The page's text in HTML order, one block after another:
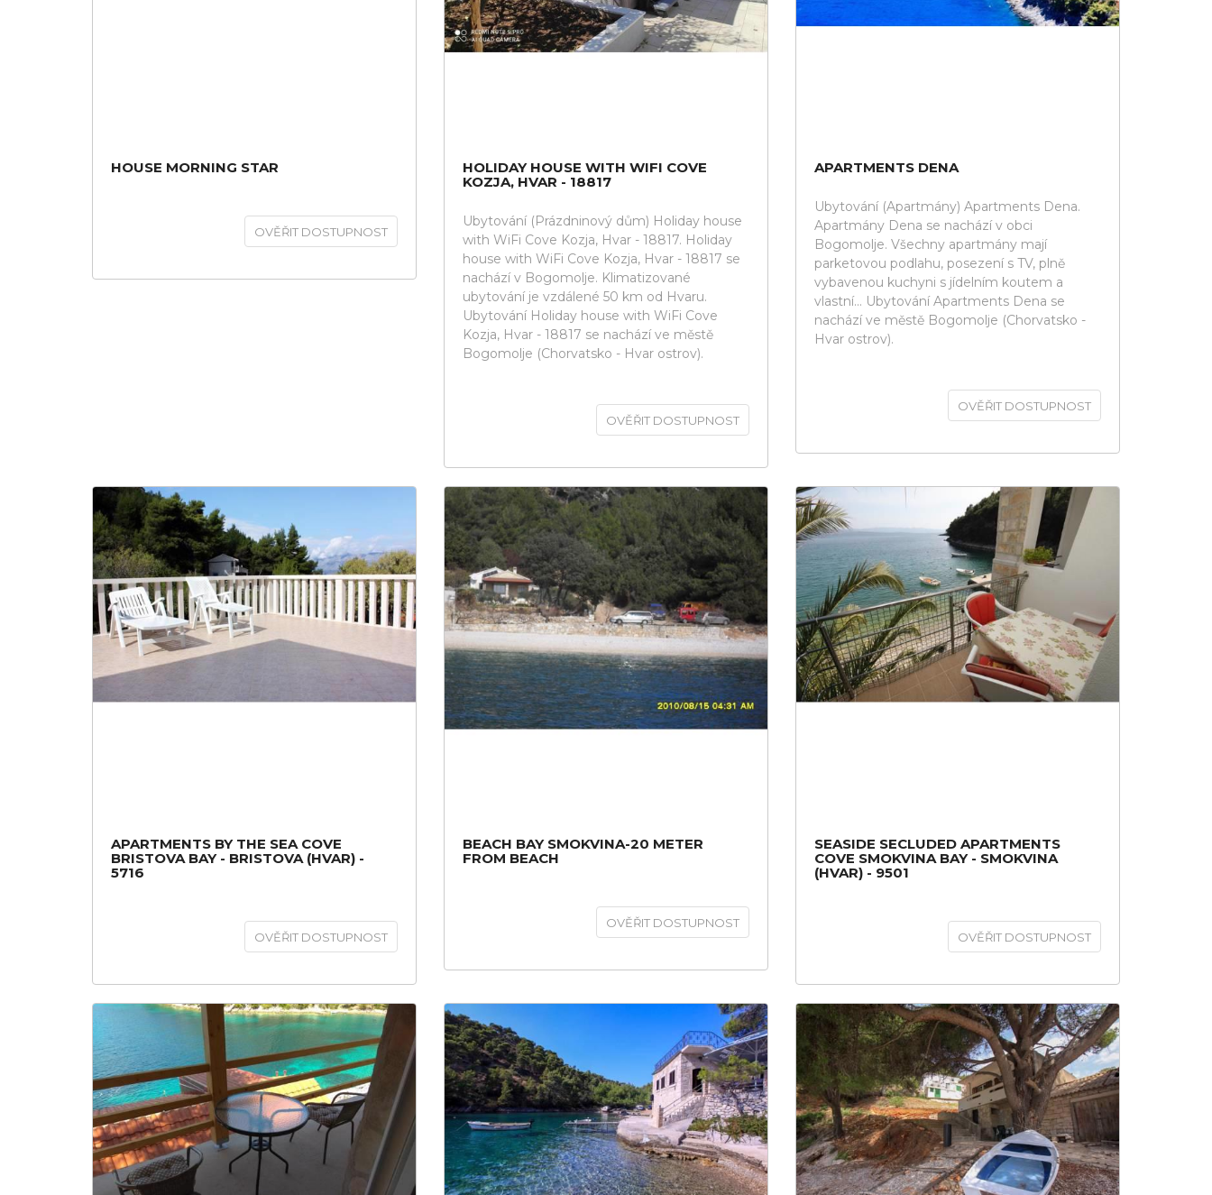
HOUSE MORNING STAR
OVĚŘIT DOSTUPNOST
HOLIDAY HOUSE WITH WIFI COVE
KOZJA, HVAR - 18817
Ubytování (Prázdninový dům) Holiday house
with WiFi Cove Kozja, Hvar - 18817. Holiday
house with WiFi Cove Kozja, Hvar - 18817 se
nachází v Bogomolje. Klimatizované
ubytování je vzdálené 50 km od Hvaru.
Ubytování Holiday house with WiFi Cove
Kozja, Hvar - 18817 se nachází ve městě
Bogomolje (Chorvatsko - Hvar ostrov).
OVĚŘIT DOSTUPNOST
APARTMENTS DENA
Ubytování (Apartmány) Apartments Dena.
Apartmány Dena se nachází v obci
Bogomolje. Všechny apartmány mají
parketovou podlahu, posezení s TV, plně
vybavenou kuchyni s jídelním koutem a
vlastní... Ubytování Apartments Dena se
nachází ve městě Bogomolje (Chorvatsko -
Hvar ostrov).
OVĚŘIT DOSTUPNOST
APARTMENTS BY THE SEA COVE
BRISTOVA BAY - BRISTOVA (HVAR) -
5716
OVĚŘIT DOSTUPNOST
BEACH BAY SMOKVINA-20 METER
FROM BEACH
OVĚŘIT DOSTUPNOST
SEASIDE SECLUDED APARTMENTS
COVE SMOKVINA BAY - SMOKVINA
(HVAR) - 9501
OVĚŘIT DOSTUPNOST